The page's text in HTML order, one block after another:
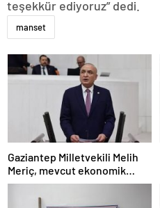
teşekkür ediyoruz” dedi.
manset
Gaziantep Milletvekili Melih
Meriç, mevcut ekonomik
koşullarda dar gelirli
vatandaşların konut sahibi